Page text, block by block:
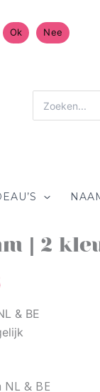
in
naar:
| 2
Huidige
prijs
is:& BE
& BE
Ok Nee